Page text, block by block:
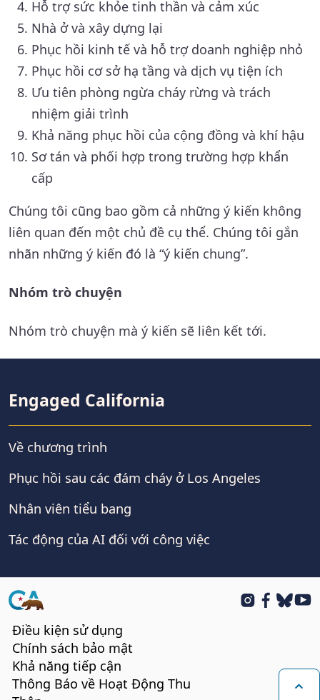
Hỗ trợ sức khỏe tinh thần và cảm xúc
Nhà ở và xây dựng lại
Phục hồi kinh tế và hỗ trợ doanh nghiệp nhỏ
Phục hồi cơ sở hạ tầng và dịch vụ tiện ích
Ưu tiên phòng ngừa cháy rừng và trách
nhiệm giải trình
Khả năng phục hồi của cộng đồng và khí hậu
Sơ tán và phối hợp trong trường hợp khẩn
cấp
Chúng tôi cũng bao gồm cả những ý kiến không
liên quan đến một chủ đề cụ thể. Chúng tôi gắn
nhãn những ý kiến đó là “ý kiến chung”.
Nhóm trò chuyện
Nhóm trò chuyện mà ý kiến sẽ liên kết tới.
Engaged California
Về chương trình
Phục hồi sau các đám cháy ở Los Angeles
Nhân viên tiểu bang
Tác động của AI đối với công việc
CA.gov
Điều kiện sử dụng
Chính sách bảo mật
Khả năng tiếp cận
Thông Báo về Hoạt Động Thu
Instagram
Facebook